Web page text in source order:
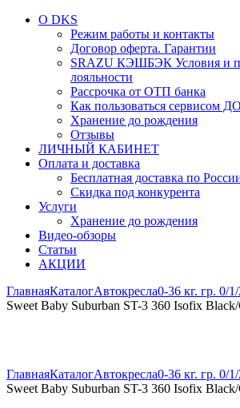
О DKS
Режим работы и контакты
Договор оферта. Гарантии
SRAZU КЭШБЭК Условия и
лояльности
Рассрочка от ОТП банка
Как пользоваться сервисом
Хранение до рождения
Отзывы
ЛИЧНЫЙ КАБИНЕТ
Оплата и доставка
Бесплатная доставка по
Скидка под конкурента
Услуги
Хранение до рождения
Видео-обзоры
Статьи
АКЦИИ
ГлавнаяКаталогАвтокресла0-36 кг. гр. 0/
Sweet Baby Suburban ST-3 360 Isofix
ГлавнаяКаталогАвтокресла0-36 кг. гр. 0/
Sweet Baby Suburban ST-3 360 Isofix